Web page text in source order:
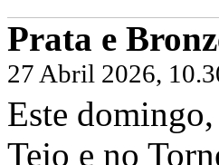
Prata e
27 Abril 2026,
Este
Tejo e no